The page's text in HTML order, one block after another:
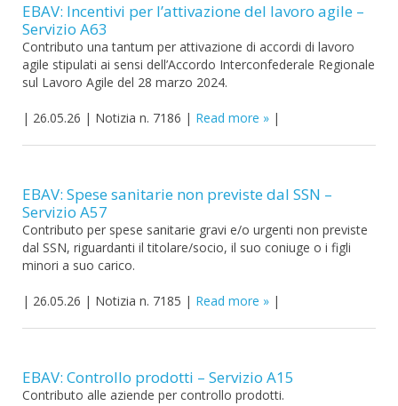
EBAV: Incentivi per l’attivazione del lavoro agile –
Servizio A63
Contributo una tantum per attivazione di accordi di lavoro
agile stipulati ai sensi dell’Accordo Interconfederale Regionale
sul Lavoro Agile del 28 marzo 2024.
| 26.05.26 | Notizia n. 7186 | Read more |
EBAV: Spese sanitarie non previste dal SSN –
Servizio A57
Contributo per spese sanitarie gravi e/o urgenti non previste
dal SSN, riguardanti il titolare/socio, il suo coniuge o i figli
minori a suo carico.
| 26.05.26 | Notizia n. 7185 | Read more |
EBAV: Controllo prodotti – Servizio A15
Contributo alle aziende per controllo prodotti.